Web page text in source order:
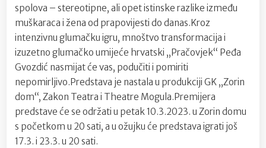
spolova – stereotipne, ali opet istinske razlike između
muškaraca i žena od prapovijesti do danas.Kroz
intenzivnu glumačku igru, mnoštvo transformacija i
izuzetno glumačko umijeće hrvatski „Pračovjek“ Peđa
Gvozdić nasmijat će vas, podučiti i pomiriti
nepomirljivo.Predstava je nastala u produkciji GK „Zorin
dom“, Zakon Teatra i Theatre Mogula.Premijera
predstave će se održati u petak 10.3.2023. u Zorin domu
s početkom u 20 sati, a u ožujku će predstava igrati još
17.3. i 23.3. u 20 sati.